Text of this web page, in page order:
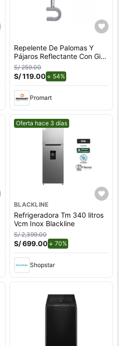
Repelente De Palomas Y
Pájaros Reflectante Con Giro
Por Viento Para Exteriores
Con Soporte en U
S/ 259.00
S/ 119.00 54%de descuento.
Promart
Mejor precio.
Oferta hace 3 días
BLACKLINE
Refrigeradora Tm 340 litros
Vcm Inox Blackline
S/ 2,399.00
S/ 699.00 70%de descuento.
Shopstar